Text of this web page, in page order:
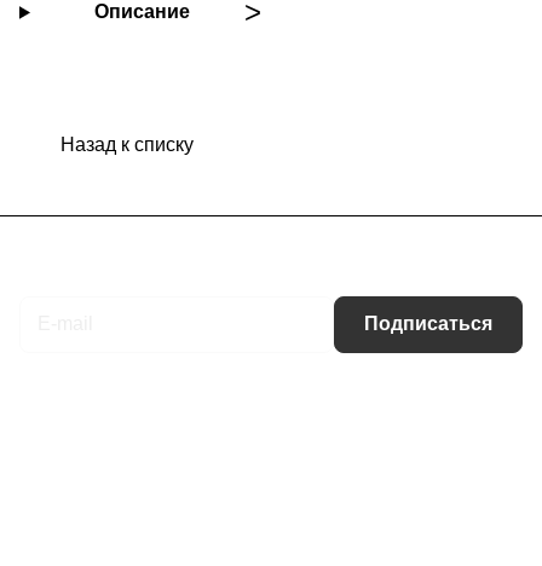
Описание
Назад к списку
Подписаться